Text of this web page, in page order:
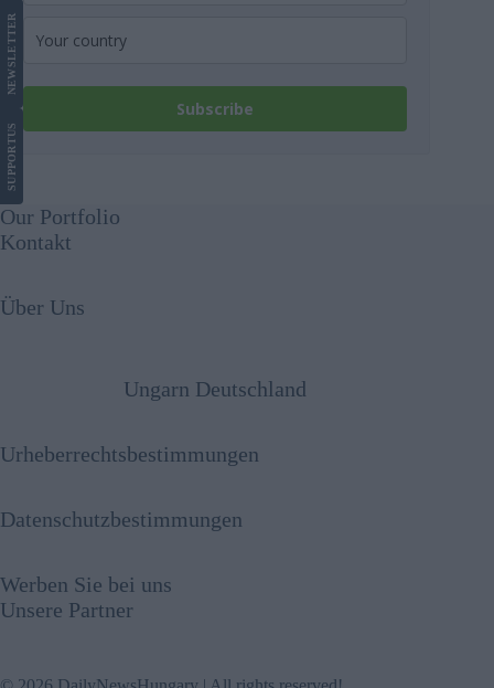
Subscribe
SUPPORT
US
NEWS
LETTER
Our Portfolio
Kontakt
Über Uns
Ungarn Deutschland
Urheberrechtsbestimmungen
Datenschutzbestimmungen
Werben Sie bei uns
Unsere Partner